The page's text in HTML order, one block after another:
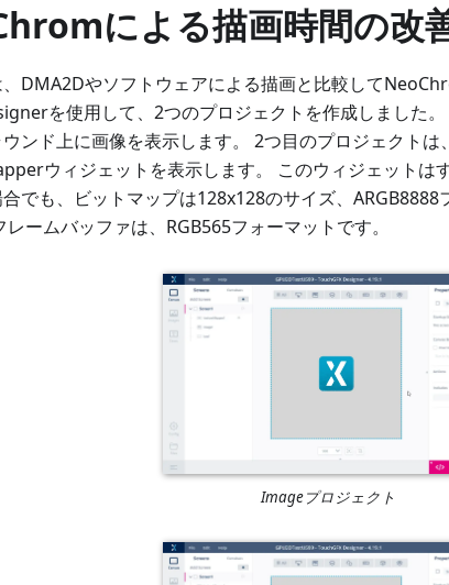
による描画時間の改
DMA2Dやソフトウェアによる描画と比較して
を使用して、2つのプロジェクトを作成しました
ンド上に画像を表示します。 2つ目のプロジェクト
ウィジェットを表示します。 このウィジェットは
でも、ビットマップは128x128のサイズ、
ームバッファは、RGB565フォーマットです。
Imageプロジェクト